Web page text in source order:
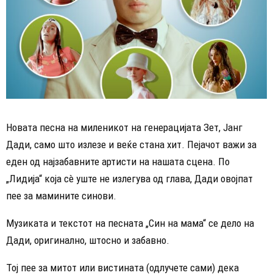
Новата песна на миленикот на генерацијата Зет, Јанг
Дади, само што излезе и веќе стана хит. Пејачот важи за
еден од најзабавните артисти на нашата сцена. По
„Лидија“ која сè уште не излегува од глава, Дади овојпат
пее за мамините синови.
Музиката и текстот на песната „Син на мама“ се дело на
Дади, оригинално, штосно и забавно.
Тој пее за митот или вистината (одлучете сами) дека